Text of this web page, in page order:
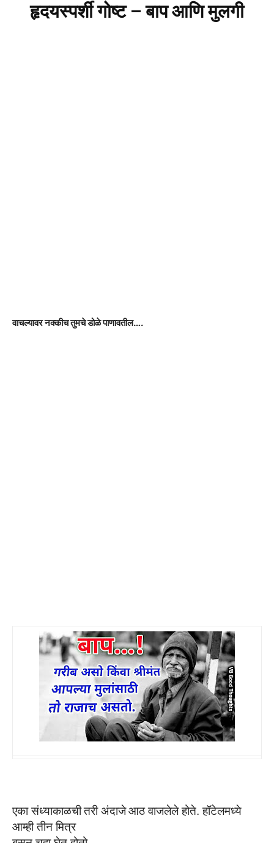
हृदयस्पर्शी गोष्ट – बाप आणि मुलगी
वाचल्यावर नक्कीच तुमचे डोळे पाणावतील….
एकासंध्याकाळचीतरीअंदाजेआठवाजलेलेहोते. हॉटेलमध्ये
आम्ही तीन मित्र